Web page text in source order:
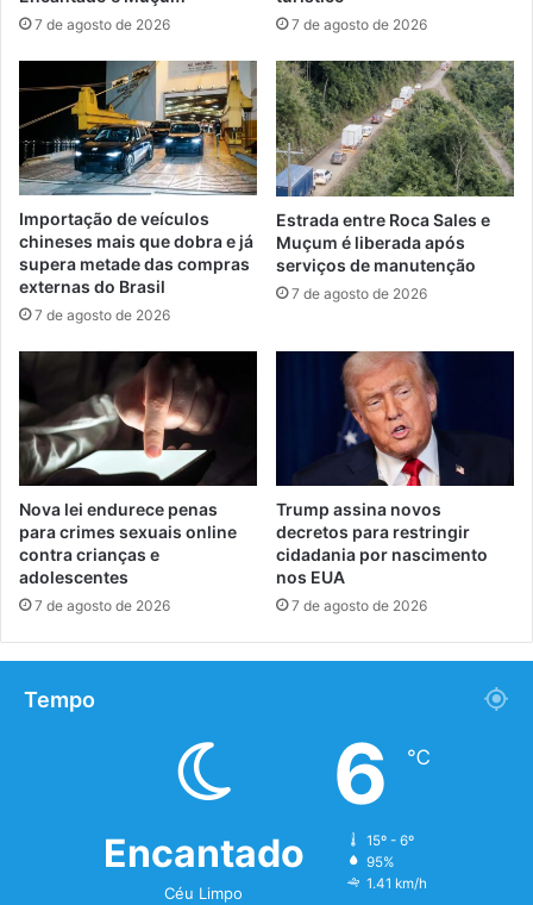
7 de agosto de 2026 7 de agosto de 2026
Importação de veículos
chineses mais que dobra e já
supera metade das compras
externas do Brasil
7 de agosto de 2026
Estrada entre Roca Sales e
Muçum é liberada após
serviços de manutenção
7 de agosto de 2026
Nova lei endurece penas
para crimes sexuais online
contra crianças e
adolescentes
7 de agosto de 2026
Trump assina novos
decretos para restringir
cidadania por nascimento
nos EUA
7 de agosto de 2026
Tempo
Encantado
Céu Limpo
6 ℃
15º - 6º
95%
1.41 km/h